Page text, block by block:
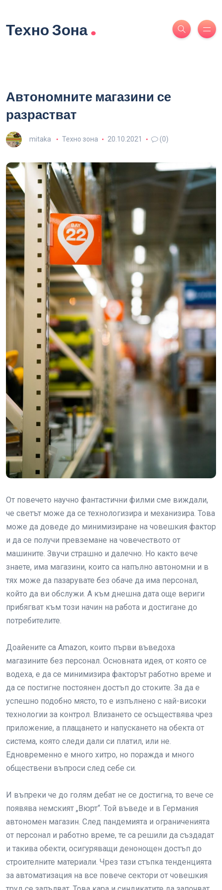
Техно Зона.
Автономните магазини се
разрастват
mitaka Техно зона 20.10.2021 (0)
От повечето научно фантастични филми сме виждали,
че светът може да се технологизира и механизира. Това
може да доведе до минимизиране на човешкия фактор
и да се получи превземане на човечеството от
машините. Звучи страшно и далечно. Но както вече
знаете, има магазини, които са напълно автономни и в
тях може да пазарувате без обаче да има персонал,
който да ви обслужи. А към днешна дата още вериги
прибягват към този начин на работа и достигане до
потребителите.
Доайените са Amazon, които първи въведоха
магазините без персонал. Основната идея, от която се
водеха, е да се минимизира факторът работно време и
да се постигне постоянен достъп до стоките. За да е
успешно подобно място, то е изпълнено с най-високи
технологии за контрол. Влизането се осъществява чрез
приложение, а плащането и напускането на обекта от
система, която следи дали си платил, или не.
Едновременно е много хитро, но поражда и много
обществени въпроси след себе си.
И въпреки че до голям дебат не се достигна, то вече се
появява немският „Вюрт“. Той въведе и в Германия
автономен магазин. След пандемията и ограниченията
от персонал и работно време, те са решили да създадат
и такива обекти, осигуряващи денонощен достъп до
строителните материали. Чрез тази стъпка тенденцията
за автоматизация на все повече сектори от човешкия